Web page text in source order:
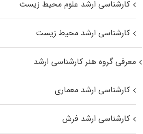
کارشناسی ارشد علوم محیط‌ زیست
کارشناسی ارشد محیط زیست
معرفی گروه هنر کارشناسی ارشد
کارشناسی ارشد معماری
کارشناسی ارشد فرش